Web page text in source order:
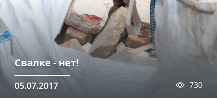
Свалке - нет!
05.07.2017 730